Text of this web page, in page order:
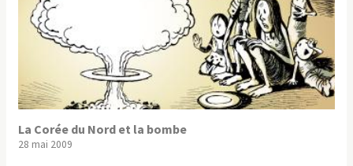
La Corée du Nord et la bombe
28 mai 2009